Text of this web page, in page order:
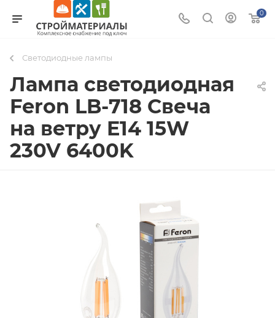
0
Светодиодные лампы
Лампа светодиодная
Feron LB-718 Свеча
на ветру E14 15W
230V 6400K